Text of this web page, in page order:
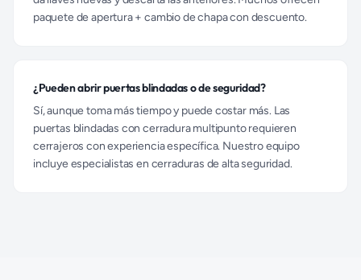
paquete de apertura + cambio de chapa con descuento.
¿Pueden abrir puertas blindadas o de seguridad?
Sí, aunque toma más tiempo y puede costar más. Las
puertas blindadas con cerradura multipunto requieren
cerrajeros con experiencia específica. Nuestro equipo
incluye especialistas en cerraduras de alta seguridad.